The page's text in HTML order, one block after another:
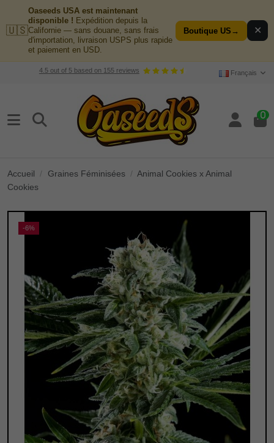
🇺🇸
Oaseeds USA est maintenant
disponible ! Expédition depuis la
Californie — sans douane, sans frais
d'importation, livraison USPS plus rapide
et paiement en USD.
Boutique US → ✕
4.5out of 5based on 155reviews Français
0
Accueil Graines Féminisées
Animal Cookies x Animal
Cookies
-6%